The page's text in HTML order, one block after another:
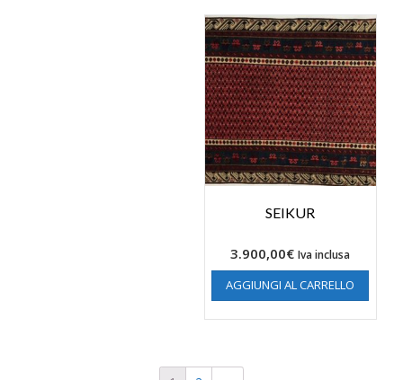
SEIKUR
3.900,00€ Iva inclusa
AGGIUNGI AL CARRELLO